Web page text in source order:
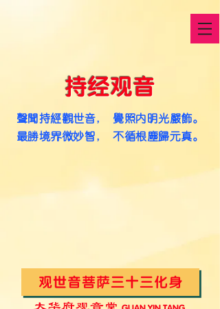
持经观音
声闻持经观世音， 觉照内明光严饰。
最胜境界微妙智， 不循根尘归元真。
观世音菩萨三十三化身